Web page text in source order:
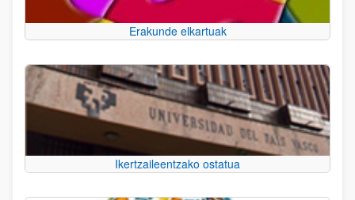
Erakunde elkartuak
Ikertzaileentzako ostatua